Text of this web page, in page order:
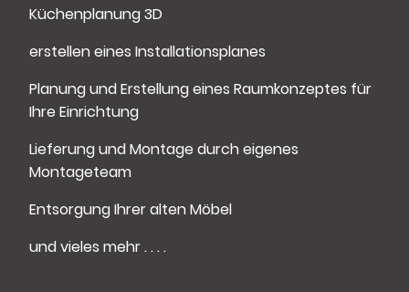
Küchenplanung 3D
erstellen eines Installationsplanes
Planung und Erstellung eines Raumkonzeptes für
Ihre Einrichtung
Lieferung und Montage durch eigenes
Montageteam
Entsorgung Ihrer alten Möbel
und vieles mehr . . . .